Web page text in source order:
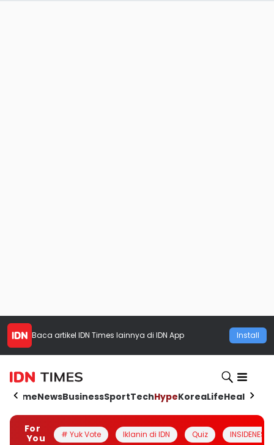
Baca artikel IDN Times lainnya di IDN App Install
HomeNewsBusinessSportTechHypeKoreaLifeHealth
For
You
# Yuk Vote Iklanin di IDN Quiz INSIDENESIA